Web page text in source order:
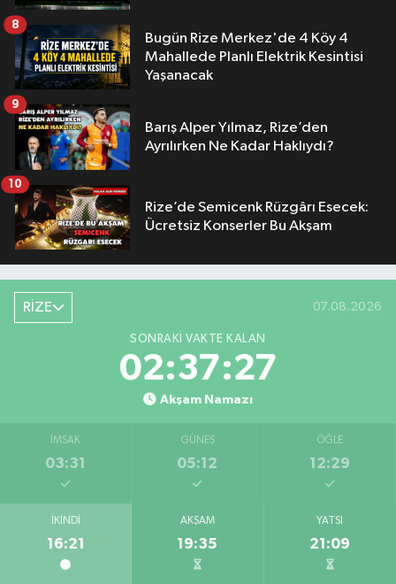
Bugün Rize Merkez'de 4 Köy 4
Mahallede Planlı Elektrik Kesintisi
Yaşanacak
8
Barış Alper Yılmaz, Rize’den
Ayrılırken Ne Kadar Haklıydı?
9
Rize’de Semicenk Rüzgârı Esecek:
Ücretsiz Konserler Bu Akşam
10
RİZE 07.08.2026
SONRAKI VAKTE KALAN
02:37:26
Akşam Namazı
İMSAK
03:31
GÜNEŞ
05:12
ÖĞLE
12:29
İKINDI
16:21
AKŞAM
19:35
YATSI
21:09